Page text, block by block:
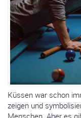
Küssen war schon
zeigen und
Menschen. Aber es